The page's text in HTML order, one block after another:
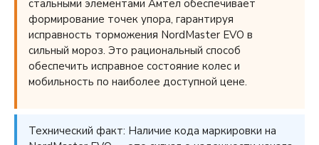
стальными элементами Амтел обеспечивает
формирование точек упора, гарантируя
исправность торможения NordMaster EVO в
сильный мороз. Это рациональный способ
обеспечить исправное состояние колес и
мобильность по наиболее доступной цене.
Технический факт: Наличие кода маркировки на